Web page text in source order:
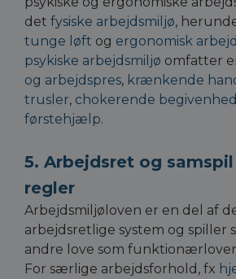
det fysiske arbejdsmiljø,
tunge løft og ergonomisk
psykiske arbejdsmiljø omfatter
og arbejdspres, krænkende
trusler, chokerende
førstehjælp.
5. Arbejdsret og
regler
Arbejdsmiljøloven er en del af
arbejdsretlige system og spiller
andre love som
For særlige arbejdsforhold, fx